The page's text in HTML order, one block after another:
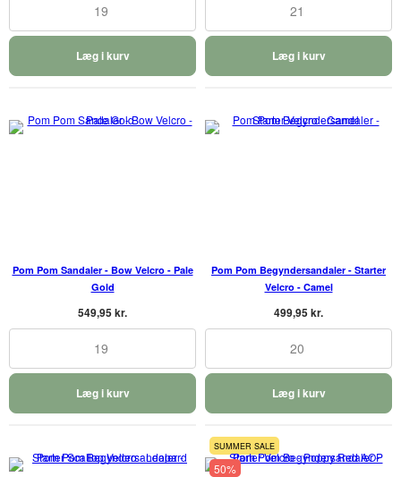
19
Læg i kurv
21
Læg i kurv
Pom Pom Sandaler - Bow Velcro - Pale
Gold
549,95 kr.
19
Læg i kurv
Pom Pom Begyndersandaler - Starter
Velcro - Camel
499,95 kr.
20
Læg i kurv
SUMMER SALE
50%